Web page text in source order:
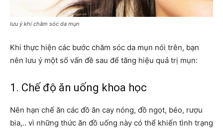
lưu ý khi chăm sóc da mụn
Khi thực hiện các bước chăm sóc da mụn nói trên, bạn
nên lưu ý một số vấn đề sau để tăng hiệu quả trị mụn:
1. Chế độ ăn uống khoa học
Nên hạn chế ăn các đồ ăn cay nóng, đồ ngọt, béo, rượu
bia,.. vì những thức ăn đồ uống này có thể khiến tình trạng